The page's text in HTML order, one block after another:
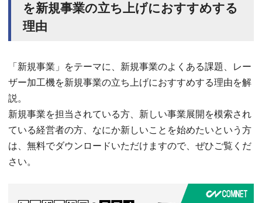
を新規事業の立ち上げにおすすめする
理由
「新規事業」をテーマに、新規事業のよくある課題、レー
ザー加工機を新規事業の立ち上げにおすすめする理由を解
説。
新規事業を担当されている方、新しい事業展開を模索され
ている経営者の方、なにか新しいことを始めたいという方
は、無料でダウンロードいただけますので、ぜひご覧くだ
さい。